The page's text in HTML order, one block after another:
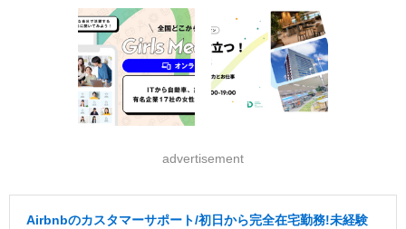
advertisement
Airbnbのカスタマーサポート/初日から完全在宅勤務!未経験